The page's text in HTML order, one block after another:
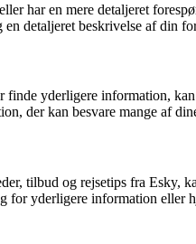
har en mere detaljeret
detaljeret beskrivelse af din
finde yderligere information,
der kan besvare mange af
tilbud og rejsetips fra
for yderligere information eller